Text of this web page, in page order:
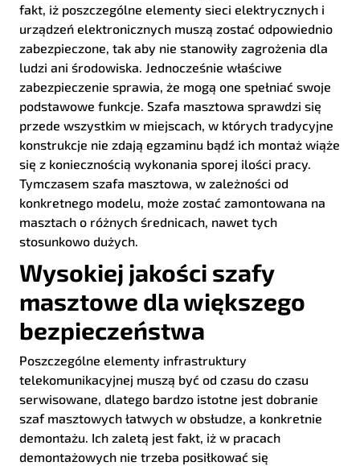
fakt, iż poszczególne elementy sieci elektrycznych i
urządzeń elektronicznych muszą zostać odpowiednio
zabezpieczone, tak aby nie stanowiły zagrożenia dla
ludzi ani środowiska. Jednocześnie właściwe
zabezpieczenie sprawia, że mogą one spełniać swoje
podstawowe funkcje. Szafa masztowa sprawdzi się
przede wszystkim w miejscach, w których tradycyjne
konstrukcje nie zdają egzaminu bądź ich montaż wiąże
się z koniecznością wykonania sporej ilości pracy.
Tymczasem szafa masztowa, w zależności od
konkretnego modelu, może zostać zamontowana na
masztach o różnych średnicach, nawet tych
stosunkowo dużych.
Wysokiej jakości szafy
masztowe dla większego
bezpieczeństwa
Poszczególne elementy infrastruktury
telekomunikacyjnej muszą być od czasu do czasu
serwisowane, dlatego bardzo istotne jest dobranie
szaf masztowych łatwych w obsłudze, a konkretnie
demontażu. Ich zaletą jest fakt, iż w pracach
demontażowych nie trzeba posiłkować się